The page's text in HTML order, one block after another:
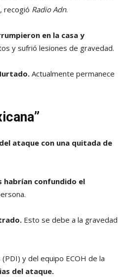
recogió Radio Adn.
en la casa y
y sufrió lesiones de gravedad.
Actualmente permanece
ataque con una quitada de
habrían confundido el
Esto se debe a la gravedad
y del equipo ECOH de la
del ataque.